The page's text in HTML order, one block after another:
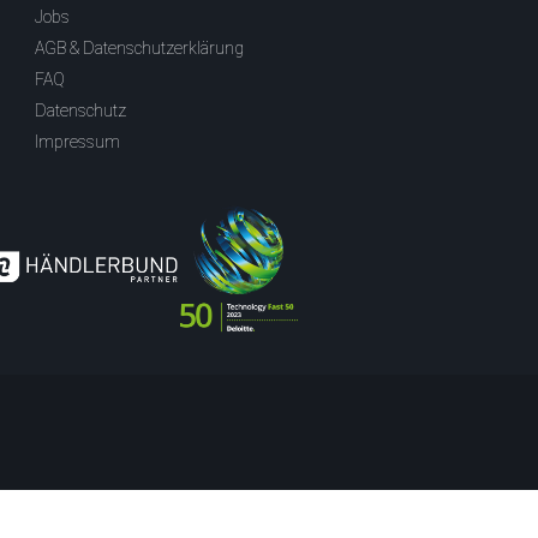
Jobs
AGB & Datenschutzerklärung
FAQ
Datenschutz
Impressum